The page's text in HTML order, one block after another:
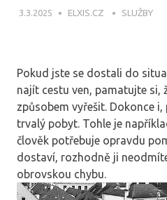
3.3.2025 ELXIS.CZ SLUŽBY
Pokud jste se dostali do
najít cestu ven, pamatujte si,
způsobem vyřešit. Dokonce
trvalý pobyt. Tohle je
člověk potřebuje opravdu
dostaví, rozhodně ji
obrovskou chybu.